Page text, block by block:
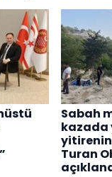
Sabah
kazada
yitirenin
Turan